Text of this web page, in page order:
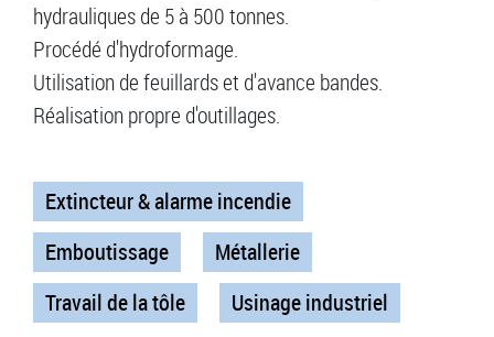
hydrauliques de 5 à 500 tonnes.
Procédé d'hydroformage.
Utilisation de feuillards et d'avance bandes.
Réalisation propre d'outillages.
Extincteur & alarme incendie
Emboutissage
Métallerie
Travail de la tôle
Usinage industriel